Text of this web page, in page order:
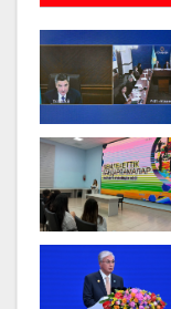
з
а
п
и
с
я